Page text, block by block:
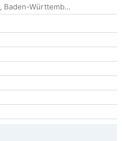
, Baden-Württemb...